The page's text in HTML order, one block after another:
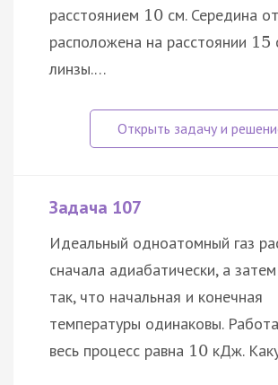
расстоянием 10 см. Середина
расположена на расстоянии 15
линзы.…
Задача 107
Идеальный одноатомный газ
сначала адиабатически, а
так, что начальная и конечная
температуры одинаковы.
весь процесс равна 10 кДж.